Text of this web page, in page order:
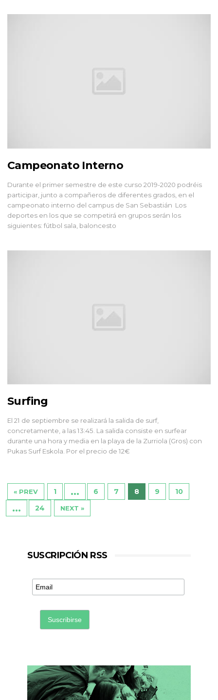
Campeonato Interno
Durante el primer semestre de este curso 2019-2020 podréis
participar, junto a compañeros de diferentes grados, en el
campeonato interno del campus de San Sebastián Los
deportes en los que se competirá en grupos serán los
siguientes: fútbol sala, baloncesto
Surfing
El 21 de septiembre se realizará la salida de surf,
concretamente, a las 13:45. La salida consiste en surfear
durante una hora y media en la playa de la Zurriola (Gros) con
Pukas Surf Eskola. Por el precio de 12€
« PREV 1 … 6 7 8 9 10
… 24 NEXT »
SUSCRIPCIÓN RSS